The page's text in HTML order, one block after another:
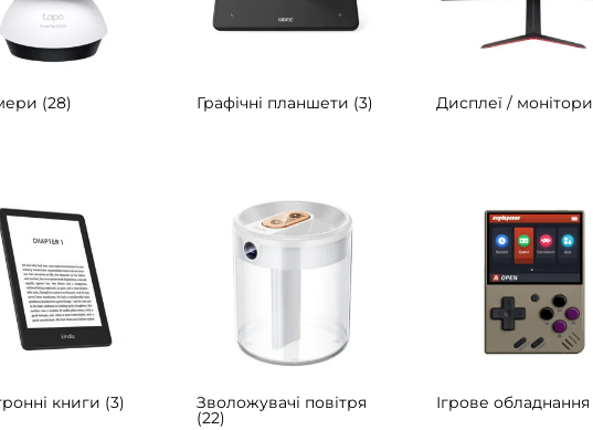
(28) Графічні планшети (3) Дисплеї / монітори
книги (3) Зволожувачі повітря
(22)
Ігрове обладнання